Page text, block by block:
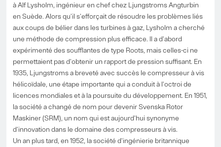
à Alf Lysholm, ingénieur en chef chez Ljungstroms Angturbin
en Suède. Alors qu'il s'efforçait de résoudre les problèmes liés
aux coups de bélier dans les turbines à gaz, Lysholm a cherché
une méthode de compression plus efficace. Il a d'abord
expérimenté des soufflantes de type Roots, mais celles-ci ne
permettaient pas d'obtenir un rapport de pression suffisant. En
1935, Ljungstroms a breveté avec succès le compresseur à vis
hélicoïdale, une étape importante qui a conduit à l'octroi de
licences mondiales et à la poursuite du développement. En 1951,
la société a changé de nom pour devenir Svenska Rotor
Maskiner (SRM), un nom qui est aujourd'hui synonyme
d'innovation dans le domaine des compresseurs à vis.
Un an plus tard, en 1952, la société d'ingénierie britannique